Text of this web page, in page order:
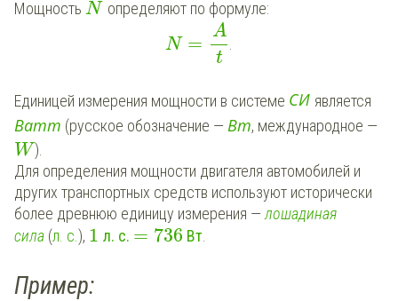
Мощность N определяют по формуле:
N =
A
t
Единицей измерения мощности в системе СИ является
Ватт (русское обозначение — Вт, международное —
W).
Для определения мощности двигателя автомобилей и
других транспортных средств используют исторически
более древнюю единицу измерения — лошадиная
сила (л. с.), 1 л. с. = 736 Вт.
Пример: